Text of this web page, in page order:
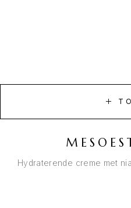
Hydraterende creme met